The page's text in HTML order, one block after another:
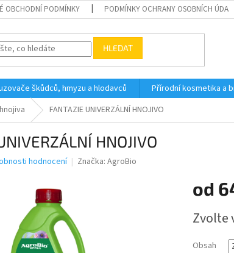
OBCHODNÍ PODMÍNKY PODMÍNKY OCHRANY OSOBNÍCH ÚDAJŮ
HLEDAT
škůdců, hmyzu a hlodavců Přírodní kosmetika a
FANTAZIE UNIVERZÁLNÍ HNOJIVO
HNOJIVO
hodnocení Značka: AgroBio
od
cena:
Zvolte
Obsah